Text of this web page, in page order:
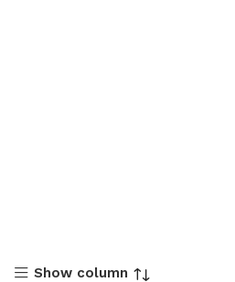
Show column